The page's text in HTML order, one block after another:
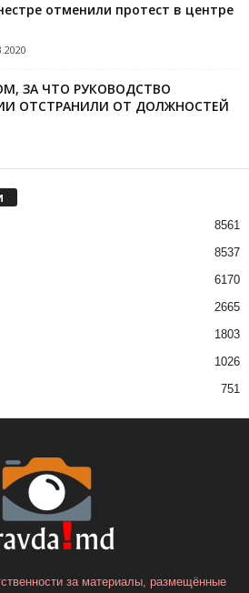
отменили протест в центре
ЗА ЧТО РУКОВОДСТВО
ОТСТРАНИЛИ ОТ ДОЛЖНОСТЕЙ
8561
8537
6170
2665
1803
1026
751
за материалы, размещённые